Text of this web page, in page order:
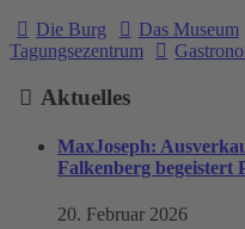
Die Burg
Das Museum
Tagungsezentrum
Aktuelles
MaxJoseph:
Falkenberg begeistert
20. Februar 2026